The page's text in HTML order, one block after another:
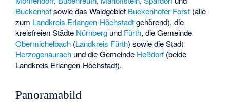
Buckenhofsowie das Waldgebiet Buckenhofer Forst (alle
zum Landkreis Erlangen-Höchstadtgehörend), die
kreisfreien Städte Nürnberg und Fürth, die Gemeinde
Obermichelbach (Landkreis Fürth) sowie die Stadt
Herzogenaurach und die Gemeinde Heßdorf (beide
Landkreis Erlangen-Höchstadt).
Panoramabild